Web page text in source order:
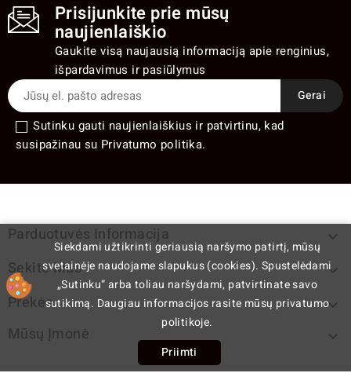
Prisijunkite prie mūsų
naujienlaiškio
Gaukite visą naujausią informaciją apie renginius,
išpardavimus ir pasiūlymus
Sutinku gauti naujienlaiškius ir patvirtinu, kad
susipažinau su Privatumo politika.
Parduotuvės Informacija 
Sekite Mus 
Prekės 
Mūsų Įmonė 
Siekdami užtikrinti geriausią naršymo patirtį, mūsų
svetainėje naudojame slapukus (cookies). Spustelėdami
„Sutinku“ arba toliau naršydami, patvirtinate savo
sutikimą. Daugiau informacijos rasite mūsų privatumo
politikoje.
Priimti